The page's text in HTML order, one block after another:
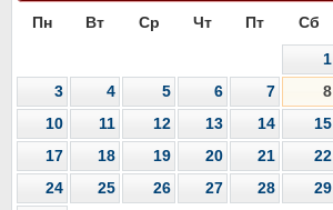
Пн Вт Ср Чт Пт Сб
1
3
4 5 6 7 8
10
11 12 13 14 15
17
18 19 20 21 22
24
25 26 27 28 29